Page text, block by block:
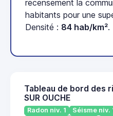
recensement la
habitants pour une
Densité : 84 hab/km².
Tableau de bord des
SUR OUCHE
Radon niv. 1 Séisme niv.